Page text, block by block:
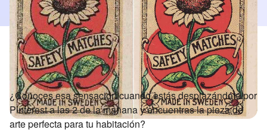
¿Conoces esa sensación cuando estás desplazándote por
Pinterest a las 2 de la mañana y encuentras la pieza de
arte perfecta para tu habitación?